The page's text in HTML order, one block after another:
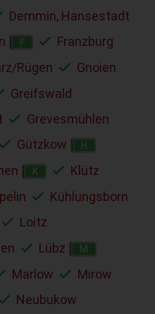
Demmin, Hansestadt
F Franzburg
Rügen
Gnoien
Greifswald
Grevesmühlen
Gützkow H
K
Klütz
Kühlungsborn
Loitz
Lübz M
Marlow Mirow
Neubukow